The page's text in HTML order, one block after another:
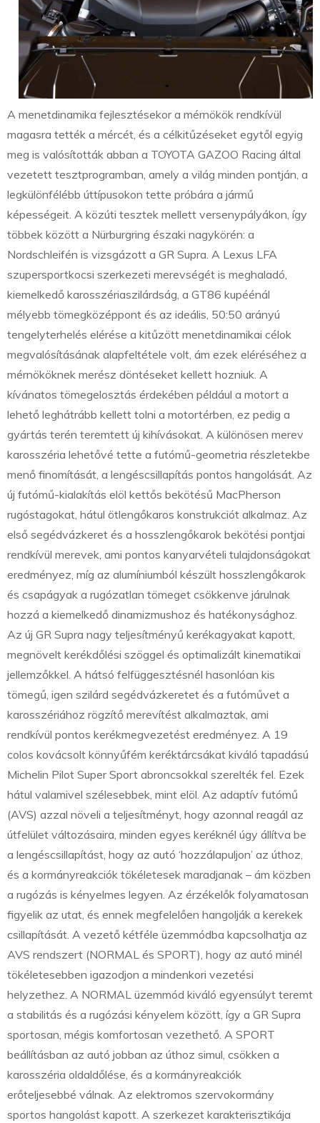
A menetdinamika fejlesztésekor a mérnökök rendkívül
magasra tették a mércét, és a célkitűzéseket egytől egyig
meg is valósították abban a TOYOTA GAZOO Racing által
vezetett tesztprogramban, amely a világ minden pontján, a
legkülönfélébb úttípusokon tette próbára a jármű
képességeit. A közúti tesztek mellett versenypályákon, így
többek között a Nürburgring északi nagykörén: a
Nordschleifén is vizsgázott a GR Supra. A Lexus LFA
szupersportkocsi szerkezeti merevségét is meghaladó,
kiemelkedő karosszériaszilárdság, a GT86 kupéénál
mélyebb tömegközéppont és az ideális, 50:50 arányú
tengelyterhelés elérése a kitűzött menetdinamikai célok
megvalósításának alapfeltétele volt, ám ezek eléréséhez a
mérnököknek merész döntéseket kellett hozniuk. A
kívánatos tömegelosztás érdekében például a motort a
lehető leghátrább kellett tolni a motortérben, ez pedig a
gyártás terén teremtett új kihívásokat. A különösen merev
karosszéria lehetővé tette a futómű-geometria részletekbe
menő finomítását, a lengéscsillapítás pontos hangolását. Az
új futómű-kialakítás elöl kettős bekötésű MacPherson
rugóstagokat, hátul ötlengőkaros konstrukciót alkalmaz. Az
első segédvázkeret és a hosszlengőkarok bekötési pontjai
rendkívül merevek, ami pontos kanyarvételi tulajdonságokat
eredményez, míg az alumíniumból készült hosszlengőkarok
és csapágyak a rugózatlan tömeget csökkenve járulnak
hozzá a kiemelkedő dinamizmushoz és hatékonysághoz.
Az új GR Supra nagy teljesítményű kerékagyakat kapott,
megnövelt kerékdőlési szöggel és optimalizált kinematikai
jellemzőkkel. A hátsó felfüggesztésnél hasonlóan kis
tömegű, igen szilárd segédvázkeretet és a futóművet a
karosszériához rögzítő merevítést alkalmaztak, ami
rendkívül pontos kerékmegvezetést eredményez. A 19
colos kovácsolt könnyűfém keréktárcsákat kiváló tapadású
Michelin Pilot Super Sport abroncsokkal szerelték fel. Ezek
hátul valamivel szélesebbek, mint elöl. Az adaptív futómű
(AVS) azzal növeli a teljesítményt, hogy azonnal reagál az
útfelület változásaira, minden egyes keréknél úgy állítva be
a lengéscsillapítást, hogy az autó ‘hozzálapuljon’ az úthoz,
és a kormányreakciók tökéletesek maradjanak – ám közben
a rugózás is kényelmes legyen. Az érzékelők folyamatosan
figyelik az utat, és ennek megfelelően hangolják a kerekek
csillapítását. A vezető kétféle üzemmódba kapcsolhatja az
AVS rendszert (NORMAL és SPORT), hogy az autó minél
tökéletesebben igazodjon a mindenkori vezetési
helyzethez. A NORMAL üzemmód kiváló egyensúlyt teremt
a stabilitás és a rugózási kényelem között, így a GR Supra
sportosan, mégis komfortosan vezethető. A SPORT
beállításban az autó jobban az úthoz simul, csökken a
karosszéria oldaldőlése, és a kormányreakciók
erőteljesebbé válnak. Az elektromos szervokormány
sportos hangolást kapott. A szerkezet karakterisztikája